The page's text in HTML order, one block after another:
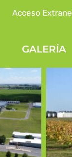
Acceso
GALERÍA